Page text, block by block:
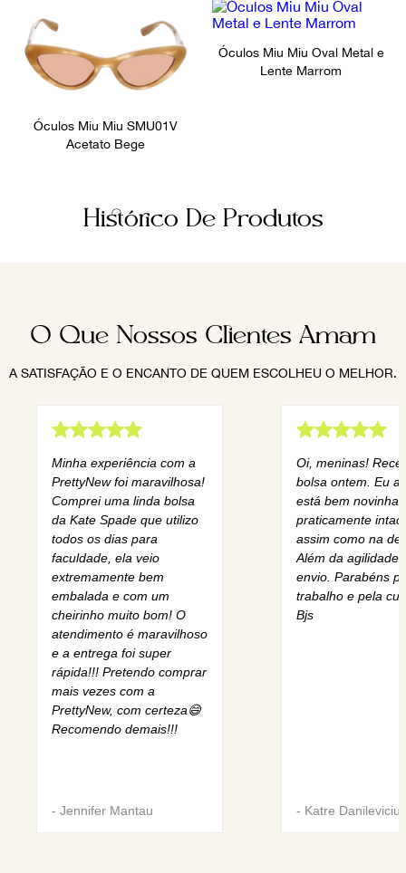
Óculos Miu Miu SMU01V
Acetato Bege
Óculos Miu Miu Oval Metal e
Lente Marrom
Histórico De Produtos
O Que Nossos Clientes Amam
A SATISFAÇÃO E O ENCANTO DE QUEM ESCOLHEU O MELHOR.
Minha experiência com a
PrettyNew foi maravilhosa!
Comprei uma linda bolsa
da Kate Spade que utilizo
todos os dias para
faculdade, ela veio
extremamente bem
embalada e com um
cheirinho muito bom! O
atendimento é maravilhoso
e a entrega foi super
rápida!!! Pretendo comprar
mais vezes com a
PrettyNew, com certeza😄
Recomendo demais!!!
- Jennifer Mantau
Oi, meninas!
bolsa ontem. Eu
está bem novinha,
praticamente
assim como na
Além da agilidade
envio. Parabéns
trabalho e pela
Bjs
- Katre Danilevicius